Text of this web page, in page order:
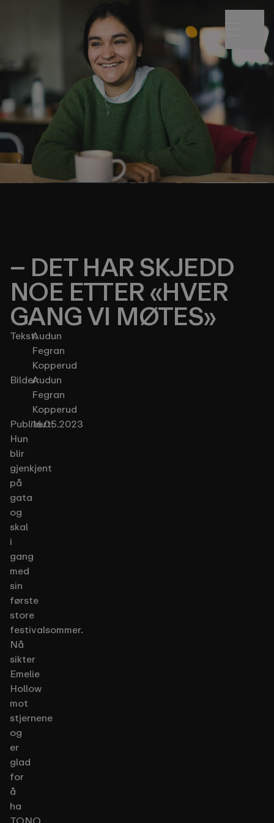
Emelie Hollow
– DET HAR SKJEDD
NOE ETTER «HVER
GANG VI MØTES»
Tekst:Audun
Fegran
Kopperud
Bilder:Audun
Fegran
Kopperud
Publisert:16.05.2023
Hun
blir
gjenkjent
på
gata
og
skal
i
gang
med
sin
første
store
festivalsommer.
Nå
sikter
Emelie
Hollow
mot
stjernene
og
er
glad
for
å
ha
TONO